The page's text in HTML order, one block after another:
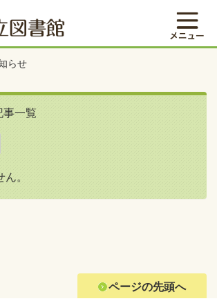
らせ
事一覧
。
ページの先頭へ